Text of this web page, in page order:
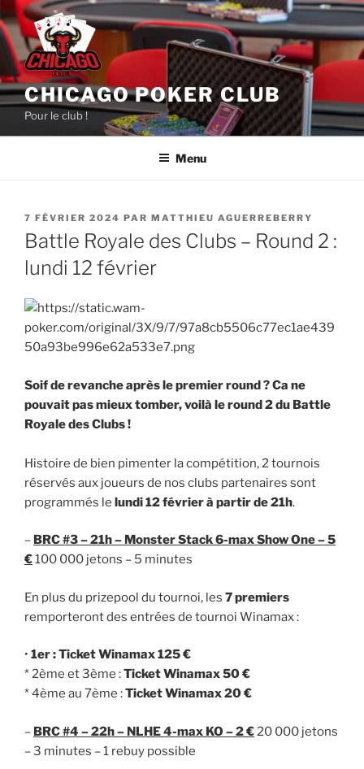
Aller
au
contenu
principal
CHICAGO POKER CLUB
Pour le club !
Menu
PUBLIÉ
LE
7 FÉVRIER 2024 PAR MATTHIEU AGUERREBERRY
Battle Royale des Clubs – Round 2 :
lundi 12 février
Soif de revanche après le premier round ? Ca ne
pouvait pas mieux tomber, voilà le round 2 du Battle
Royale des Clubs !
Histoire de bien pimenter la compétition, 2 tournois
réservés aux joueurs de nos clubs partenaires sont
programmés le lundi 12 février à partir de 21h.
– BRC #3 – 21h – Monster Stack 6-max Show One – 5
€100 000 jetons – 5 minutes
En plus du prizepool du tournoi, les 7 premiers
remporteront des entrées de tournoi Winamax :
• 1er : Ticket Winamax 125 €
* 2ème et 3ème :Ticket Winamax 50 €
* 4ème au 7ème :Ticket Winamax 20 €
– BRC #4 – 22h – NLHE 4-max KO – 2 €20 000 jetons
– 3 minutes – 1 rebuy possible